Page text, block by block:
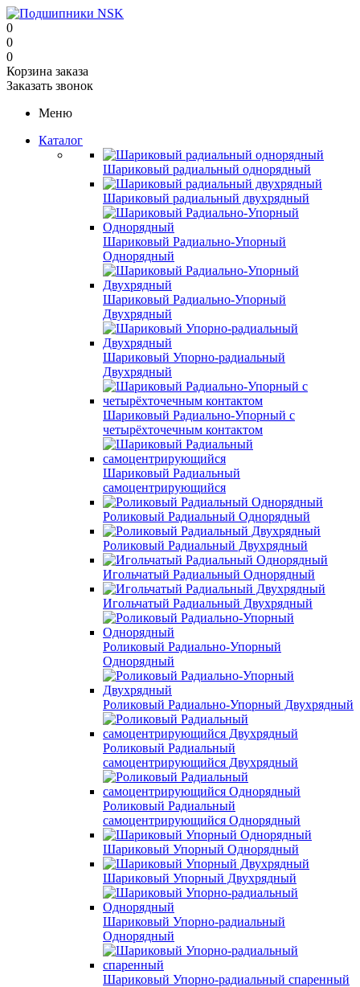
0
0
0
Корзина заказа
Заказать звонок
Меню
Каталог
Шариковый радиальный однорядный
Шариковый радиальный двухрядный
Шариковый Радиально-Упорный
Однорядный
Шариковый Радиально-Упорный
Двухрядный
Шариковый Упорно-радиальный
Двухрядный
Шариковый Радиально-Упорный с
четырёхточечным контактом
Шариковый Радиальный
самоцентрирующийся
Роликовый Радиальный Однорядный
Роликовый Радиальный Двухрядный
Игольчатый Радиальный Однорядный
Игольчатый Радиальный Двухрядный
Роликовый Радиально-Упорный
Однорядный
Роликовый Радиально-Упорный Двухрядный
Роликовый Радиальный
самоцентрирующийся Двухрядный
Роликовый Радиальный
самоцентрирующийся Однорядный
Шариковый Упорный Однорядный
Шариковый Упорный Двухрядный
Шариковый Упорно-радиальный
Однорядный
Шариковый Упорно-радиальный спаренный